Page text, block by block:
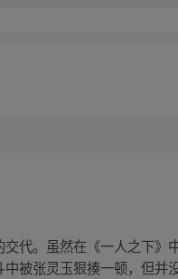
代。虽然在《一人之下
被张灵玉狠揍一顿，但并